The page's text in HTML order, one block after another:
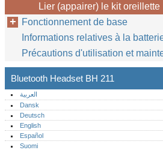
Lier (appairer) le kit oreillette
Fonctionnement de base
Informations relatives à la
Précautions d'utilisation et
Bluetooth Headset BH 211
العربية
Dansk
Deutsch
English
Español
Suomi